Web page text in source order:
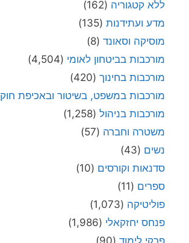
ללא קטגוריה (162)
מדע ועתידנות (135)
מוסיקה וסאונד (8)
מורכבות בביטחון לאומי (4,504)
מורכבות בחינוך (420)
מורכבות במשפט, בשיטור ובאכיפת חוק
מורכבות בניהול (1,258)
משטרה וחברה (57)
נשים (43)
סדנאות וקורסים (10)
ספרים (11)
פוליטיקה (1,073)
פנחס יחזקאלי (1,986)